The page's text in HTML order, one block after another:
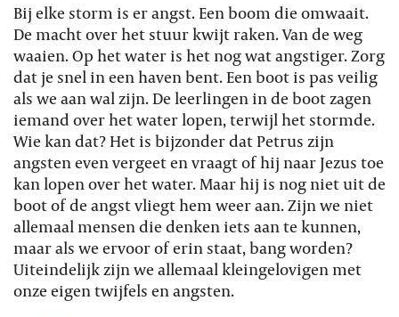
Bij elke storm is er angst. Een boom die omwaait.
De macht over het stuur kwijt raken. Van de weg
waaien. Op het water is het nog wat angstiger. Zorg
dat je snel in een haven bent. Een boot is pas veilig
als we aan wal zijn. De leerlingen in de boot zagen
iemand over het water lopen, terwijl het stormde.
Wie kan dat? Het is bijzonder dat Petrus zijn
angsten even vergeet en vraagt of hij naar Jezus toe
kan lopen over het water. Maar hij is nog niet uit de
boot of de angst vliegt hem weer aan. Zijn we niet
allemaal mensen die denken iets aan te kunnen,
maar als we ervoor of erin staat, bang worden?
Uiteindelijk zijn we allemaal kleingelovigen met
onze eigen twijfels en angsten.